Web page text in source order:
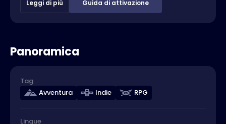
Leggi di più Guida di attivazione
Panoramica
Tag
Avventura
Indie RPG
Lingue